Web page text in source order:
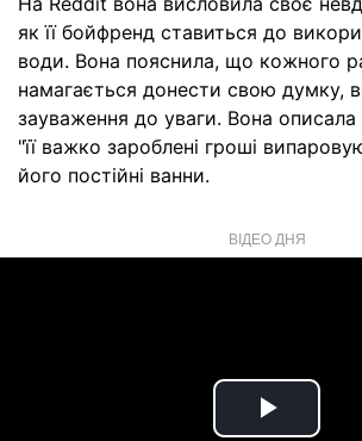
як її бойфренд ставиться до
води. Вона пояснила, що кожного
намагається донести свою думку,
зауваження до уваги. Вона описала
"її важко зароблені гроші
його постійні ванни.
ВІДЕО ДНЯ